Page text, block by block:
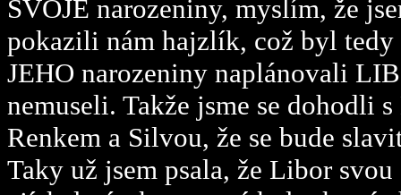
SVOJE narozeniny, myslím, že
pokazili nám hajzlík, což byl tedy
JEHO narozeniny naplánovali
nemuseli. Takže jsme se dohodli
Renkem a Silvou, že se bude
Taky už jsem psala, že Libor